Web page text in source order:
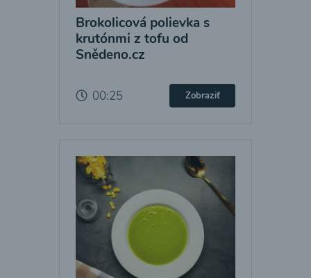
Brokolicová polievka s
krutónmi z tofu od
Snědeno.cz
00:25 Zobraziť